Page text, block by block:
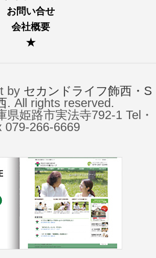
お問い合せ
会社概要
★
by セカンドライフ飾西・S
. All rights reserved.
姫路市実法寺792-1 Tel・
079-266-6669